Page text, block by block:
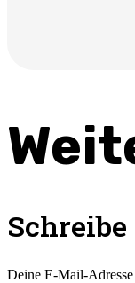
Deine E-Mail-